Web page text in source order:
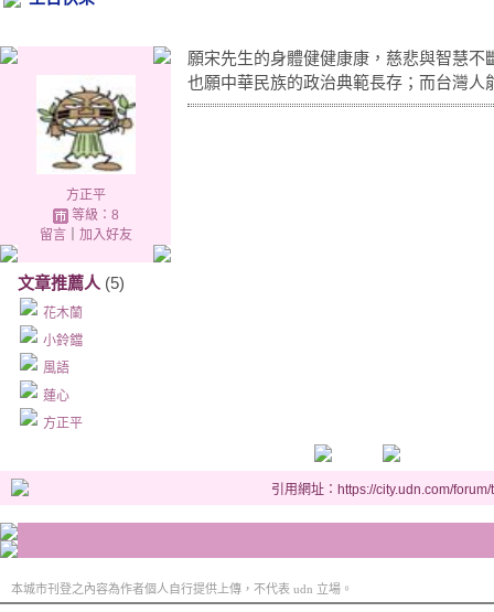
方正平
等級：8
留言｜ 加入好友
文章推薦人 (5)
花木蘭
小鈴鐺
風語
蓮心
方正平
願宋先生的身體健健康康，慈悲與智慧不
也願中華民族的政治典範長存；而台灣人
引用網址：https://city.udn.com/
本城市刊登之內容為作者個人自行提供上傳，不代表 udn 立場。